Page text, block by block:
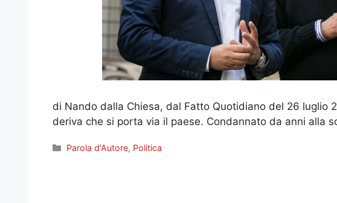
di Nando dalla Chiesa, dal Fatto Quotidiano del 26 luglio
deriva che si porta via il paese. Condannato da anni alla
Categorie
Parola d'Autore, Politica